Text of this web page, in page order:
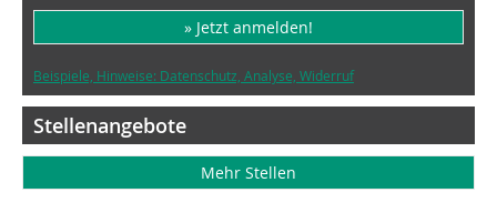
» Jetzt anmelden!
Beispiele, Hinweise: Datenschutz, Analyse, Widerruf
Stellenangebote
Mehr Stellen